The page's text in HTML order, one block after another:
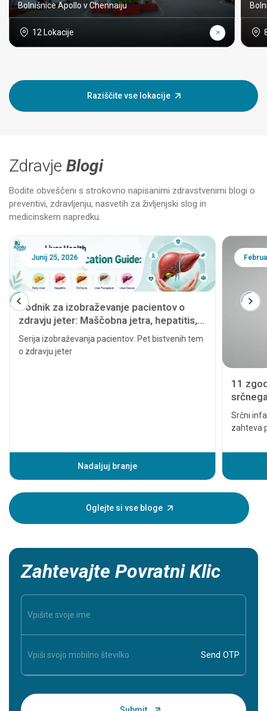
Bolnišnice Apollo v Chennaiju
12 Lokacije
Raziščite vse lokacije
Zdravje Blogi
Bodite obveščeni s strokovno napisanimi zdravstvenimi blogi o
preventivi, zdravljenju, nasvetih za življenjski slog in
medicinskem napredku.
Junij 25, 2026
Vodnik za izobraževanje pacientov o
zdravju jeter: Maščobna jetra, hepatitis,
ciroza, presaditev jeter in rak jeter
Serija izobraževanja pacientov: Pet bistvenih tem
o zdravju jeter
Nadaljuj branje
11
resno
Srčni
zahteva
Preden
infarkta.
pomaga,
oseba,
Oglejte si vse bloge
Zahtevajte Povratni Klic